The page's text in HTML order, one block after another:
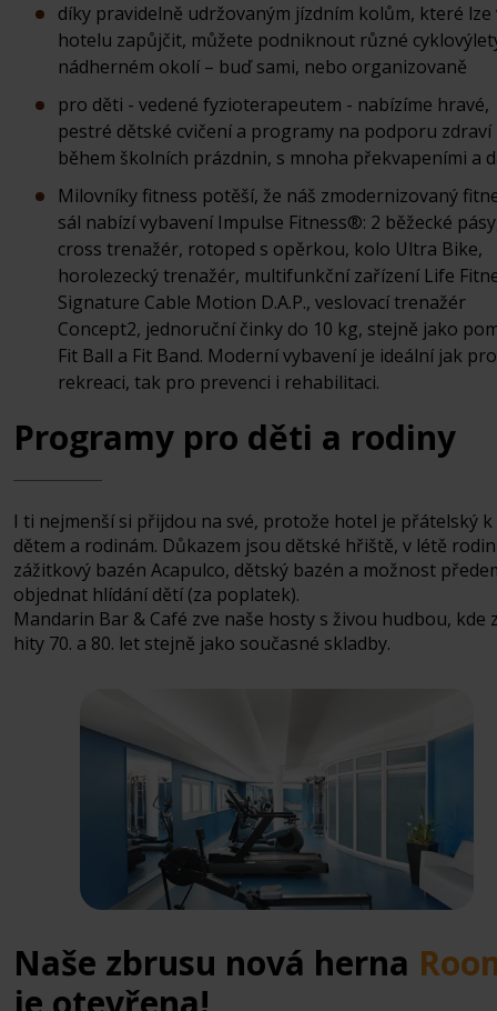
díky pravidelně udržovaným jízdním kolům, které lze
hotelu zapůjčit, můžete podniknout různé
nádherném okolí – buď sami, nebo organizovaně
pro děti - vedené fyzioterapeutem - nabízíme hravé,
pestré dětské cvičení a programy na podporu zdraví
během školních prázdnin, s mnoha překvapeními a
Milovníky fitness potěší, že náš zmodernizovaný
sál nabízí vybavení Impulse Fitness®: 2 běžecké
cross trenažér, rotoped s opěrkou, kolo Ultra Bike,
horolezecký trenažér, multifunkční zařízení Life
Signature Cable Motion D.A.P., veslovací trenažér
Concept2, jednoruční činky do 10 kg, stejně jako
Fit Ball a Fit Band. Moderní vybavení je ideální jak pro
rekreaci, tak pro prevenci i rehabilitaci.
Programy pro děti a rodiny
I ti nejmenší si přijdou na své, protože hotel je přátelský k
dětem a rodinám. Důkazem jsou dětské hřiště, v létě
zážitkový bazén Acapulco, dětský bazén a možnost
objednat hlídání dětí (za poplatek).
Mandarin Bar & Café zve naše hosty s živou hudbou, kde
hity 70. a 80. let stejně jako současné skladby.
Naše zbrusu nová herna